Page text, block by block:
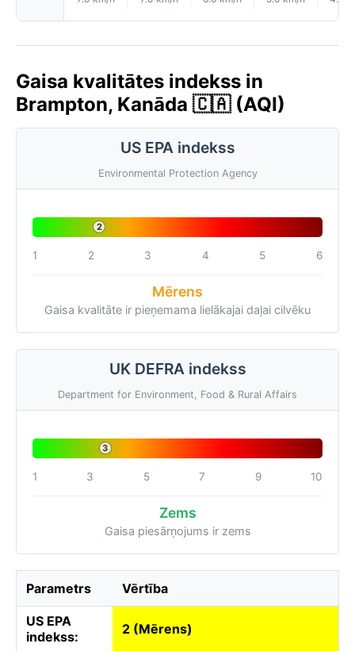
Gaisa kvalitātes indekss in
Brampton, Kanāda 🇨🇦 (AQI)
US EPA indekss
Environmental Protection Agency
2
1 2 3 4 5 6
Mērens
Gaisa kvalitāte ir pieņemama lielākajai daļai cilvēku
UK DEFRA indekss
Department for Environment, Food & Rural Affairs
3
1 3 5 7 9 10
Zems
Gaisa piesārņojums ir zems
Parametrs Vērtība
US EPA
indekss:
2 (Mērens)